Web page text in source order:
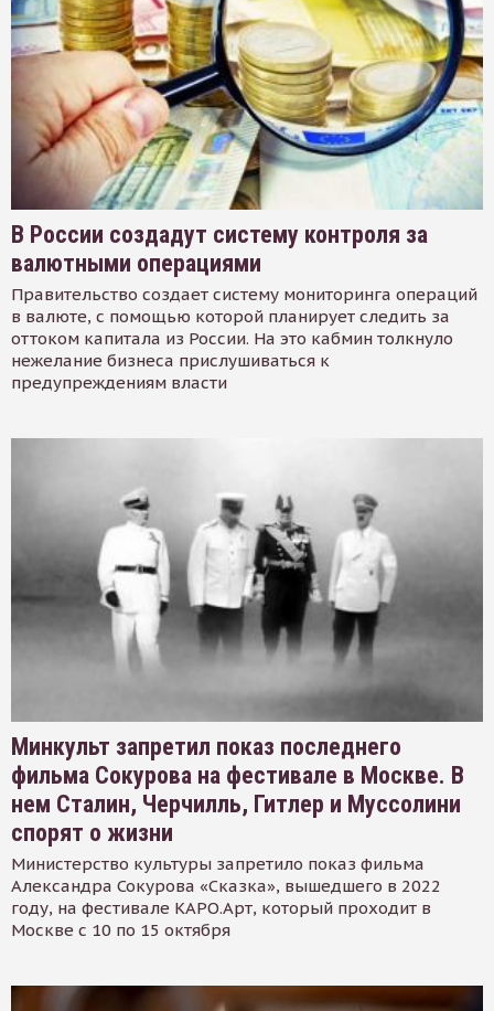
В России создадут систему контроля за
валютными операциями
Правительство создает систему мониторинга операций
в валюте, с помощью которой планирует следить за
оттоком капитала из России. На это кабмин толкнуло
нежелание бизнеса прислушиваться к
предупреждениям власти
Минкульт запретил показ последнего
фильма Сокурова на фестивале в Москве. В
нем Сталин, Черчилль, Гитлер и Муссолини
спорят о жизни
Министерство культуры запретило показ фильма
Александра Сокурова «Сказка», вышедшего в 2022
году, на фестивале КАРО.Арт, который проходит в
Москве с 10 по 15 октября